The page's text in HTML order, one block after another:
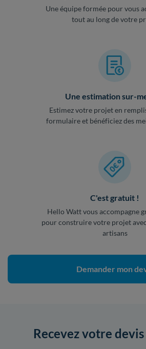
Une équipe formée pour vous
tout au long de votre
Une estimation sur-
Estimez votre projet en
formulaire et bénéficiez des
C'est gratuit !
Hello Watt vous accompagne
pour construire votre projet
artisans
Demander mon
Recevez votre